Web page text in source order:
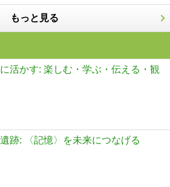
もっと見る
活かす: 楽しむ・学ぶ・伝える・観
跡: 〈記憶〉を未来につなげる